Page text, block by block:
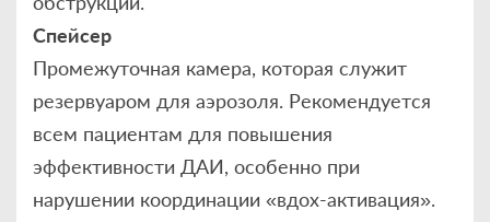
Спейсер
Промежуточная камера, которая служит
резервуаром для аэрозоля. Рекомендуется
всем пациентам для повышения
эффективности ДАИ, особенно при
нарушении координации «вдох-активация».